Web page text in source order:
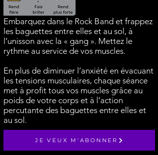
Embarquez dans le Rock Band et frappez
les baguettes entre elles et au sol, à
l’unisson avec la « gang ». Mettez le
rythme au service de vos muscles.
En plus de diminuer l’anxiété en évacuant
les tensions musculaires, chaque séance
met à profit tous vos muscles grâce au
poids de votre corps et à l’action
percutante des baguettes entre elles et
au sol.
JE VEUX M'ABONNER